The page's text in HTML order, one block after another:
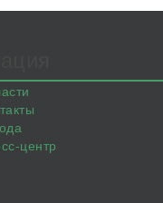
центр